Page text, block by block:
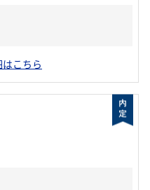
こちら